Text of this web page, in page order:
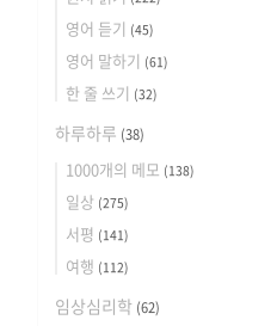
영어 듣기 (45)
영어 말하기 (61)
한 줄 쓰기 (32)
하루하루 (38)
1000개의 메모 (138)
일상 (275)
서평 (141)
여행 (112)
임상심리학 (62)